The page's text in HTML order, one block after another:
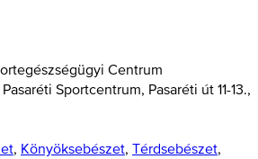
Centrum
Sportcentrum, Pasaréti út 11-13.,
, Könyöksebészet, Térdsebészet,